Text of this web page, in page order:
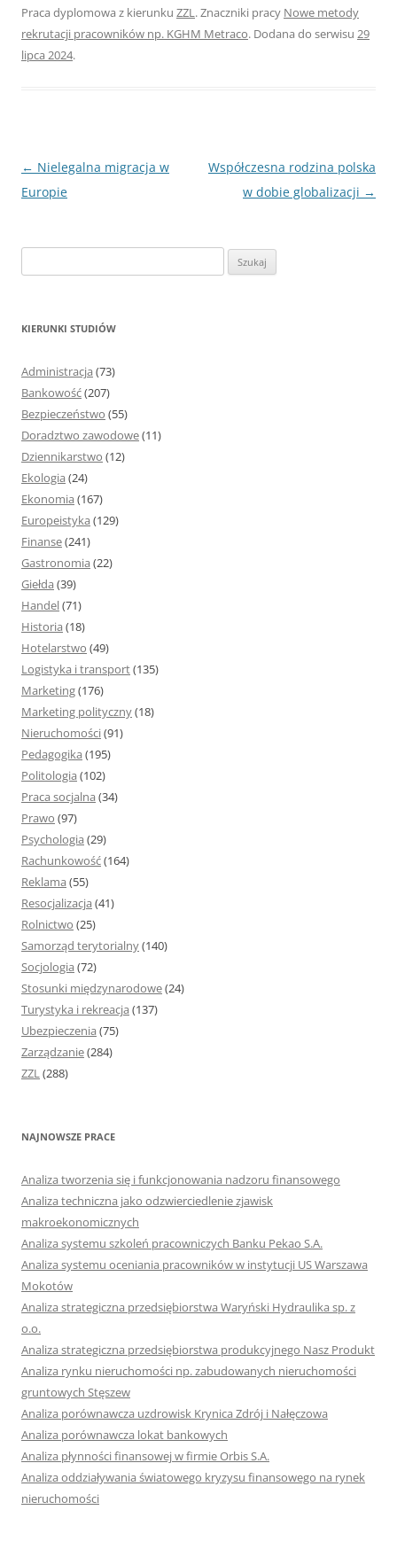
Praca dyplomowa z kierunku ZZL. Znaczniki pracy Nowe metody
rekrutacji pracowników np. KGHM Metraco. Dodana do serwisu 29
lipca 2024.
Nawigacja
wpisu
← Nielegalna migracja w
Europie
Współczesna rodzina polska
w dobie globalizacji →
z
KIERUNKI STUDIÓW
Administracja (73)
Bankowość(207)
Bezpieczeństwo (55)
Doradztwo zawodowe(11)
Dziennikarstwo (12)
Ekologia (24)
Ekonomia (167)
Europeistyka (129)
Finanse(241)
Gastronomia (22)
Giełda (39)
Handel(71)
Historia (18)
Hotelarstwo (49)
Logistyka i transport(135)
Marketing(176)
Marketing polityczny(18)
Nieruchomości(91)
Pedagogika (195)
Politologia (102)
Praca socjalna (34)
Prawo (97)
Psychologia (29)
Rachunkowość(164)
Reklama (55)
Resocjalizacja (41)
Rolnictwo (25)
Samorząd terytorialny(140)
Socjologia (72)
Stosunki międzynarodowe(24)
Turystyka i rekreacja (137)
Ubezpieczenia (75)
Zarządzanie(284)
ZZL(288)
NAJNOWSZE PRACE
Analiza tworzenia się i funkcjonowania nadzoru finansowego
Analiza techniczna jako odzwierciedlenie zjawisk
makroekonomicznych
Analiza systemu szkoleń pracowniczych Banku Pekao S.A.
Analiza systemu oceniania pracowników w instytucji US Warszawa
Mokotów
Analiza strategiczna przedsiębiorstwa Waryński Hydraulika sp. z
o.o.
Analiza strategiczna przedsiębiorstwa produkcyjnego Nasz Produkt
Analiza rynku nieruchomości np. zabudowanych nieruchomości
gruntowych Stęszew
Analiza porównawcza uzdrowisk Krynica Zdrój i Nałęczowa
Analiza porównawcza lokat bankowych
Analiza płynności finansowej w firmie Orbis S.A.
Analiza oddziaływania światowego kryzysu finansowego na rynek
nieruchomości